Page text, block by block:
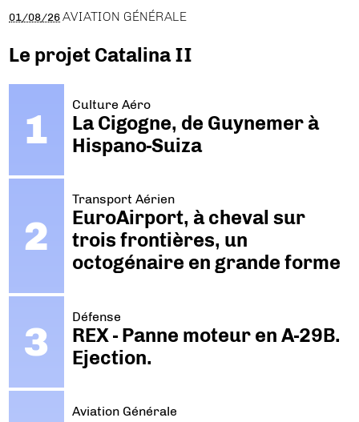
01/08/26 AVIATION GÉNÉRALE
Le projet Catalina II
Culture Aéro
La Cigogne, de Guynemer à
Hispano-Suiza
Transport Aérien
EuroAirport, à cheval sur
trois frontières, un
octogénaire en grande forme
Défense
REX - Panne moteur en A-29B.
Ejection.
Aviation Générale